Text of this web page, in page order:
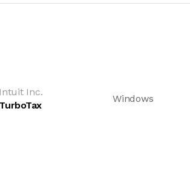
Intuit Inc.
TurboTax
Windows